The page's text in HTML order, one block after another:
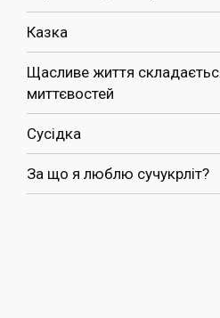
Казка
Щасливе життя
миттєвостей
Сусідка
За що я люблю сучукрліт?